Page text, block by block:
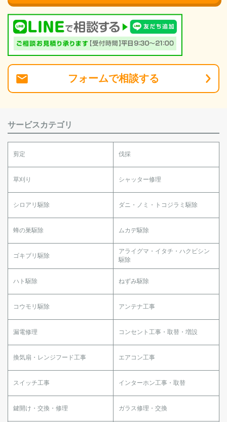
フォームで相談する
サービスカテゴリ
剪定 伐採
草刈り シャッター修理
シロアリ駆除 ダニ・ノミ・トコジラミ駆除
蜂の巣駆除 ムカデ駆除
ゴキブリ駆除
アライグマ・イタチ・ハクビシン
駆除
ハト駆除 ねずみ駆除
コウモリ駆除 アンテナ工事
漏電修理 コンセント工事・取替・増設
換気扇・レンジフード工事 エアコン工事
スイッチ工事 インターホン工事・取替
鍵開け・交換・修理 ガラス修理・交換